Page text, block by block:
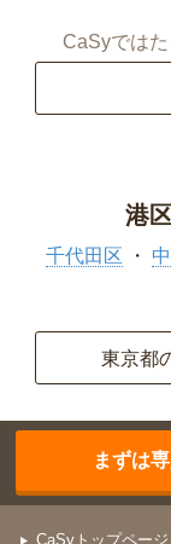
CaSyでは
港
千代田区
東京都
まずは
CaSyトップページ